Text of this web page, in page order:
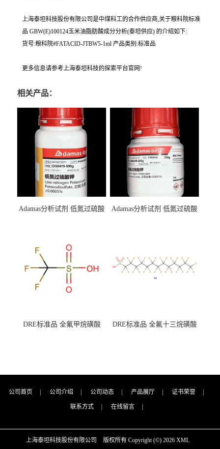
上海泰坦科技股份有限公司是中煤科工的合作供应商,关于粮科院标准
品 GBW(E)100124玉米油脂肪酸成分分析(泰坦供应) 的介绍如下:
货号:粮科院#FATACID-JTBW5-1ml 产品类别:标准品
更多信息请参考上海泰坦科技的探索平台官网!
相关产品：
Adamas分析试剂 低氮过硫酸
（泰坦现货供应）
Adamas分析试剂 低氮过硫酸
DRE标准品 全氟甲烷磺酸
DRE标准品 全氟十三烷磺酸
公司首页 公司介绍 公司动态 产品展厅 证书荣誉
联系方式 在线留言
上海泰坦科技股份有限公司 版权所有 Copyright (©) 2026 XML